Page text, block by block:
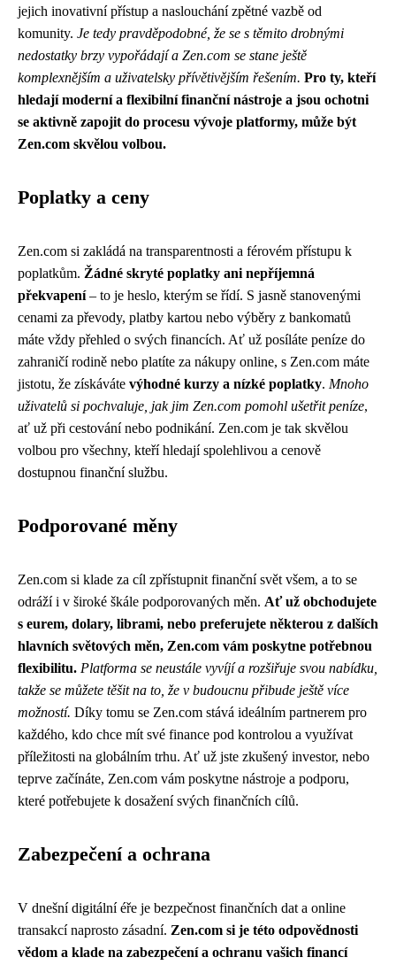
jejich inovativní přístup a naslouchání zpětné vazbě od
komunity. Je tedy pravděpodobné, že se s těmito drobnými
nedostatky brzy vypořádají a Zen.com se stane ještě
komplexnějším a uživatelsky přívětivějším řešením. Pro ty, kteří
hledají moderní a flexibilní finanční nástroje a jsou ochotni
se aktivně zapojit do procesu vývoje platformy, může být
Zen.com skvělou volbou.
Poplatky a ceny
Zen.com si zakládá na transparentnosti a férovém přístupu k
poplatkům. Žádné skryté poplatky ani nepříjemná
překvapení– to je heslo, kterým se řídí. S jasně stanovenými
cenami za převody, platby kartou nebo výběry z bankomatů
máte vždy přehled o svých financích. Ať už posíláte peníze do
zahraničí rodině nebo platíte za nákupy online, s Zen.com máte
jistotu, že získáváte výhodné kurzy a nízké poplatky. Mnoho
uživatelů si pochvaluje, jak jim Zen.com pomohl ušetřit peníze,
ať už při cestování nebo podnikání. Zen.com je tak skvělou
volbou pro všechny, kteří hledají spolehlivou a cenově
dostupnou finanční službu.
Podporované měny
Zen.com si klade za cíl zpřístupnit finanční svět všem, a to se
odráží i v široké škále podporovaných měn. Ať už obchodujete
s eurem, dolary, librami, nebo preferujete některou z dalších
hlavních světových měn, Zen.com vám poskytne potřebnou
flexibilitu. Platforma se neustále vyvíjí a rozšiřuje svou nabídku,
takže se můžete těšit na to, že v budoucnu přibude ještě více
možností. Díky tomu se Zen.com stává ideálním partnerem pro
každého, kdo chce mít své finance pod kontrolou a využívat
příležitosti na globálním trhu. Ať už jste zkušený investor, nebo
teprve začínáte, Zen.com vám poskytne nástroje a podporu,
které potřebujete k dosažení svých finančních cílů.
Zabezpečení a ochrana
V dnešní digitální éře je bezpečnost finančních dat a online
transakcí naprosto zásadní. Zen.com si je této odpovědnosti
vědom a klade na zabezpečení a ochranu vašich financí